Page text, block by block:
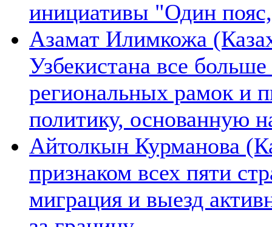
инициативы "Один
Азамат Илимкожа
Узбекистана все
региональных рамок и
политику, основанную
Айтолкын Курманова
признаком всех пяти
миграция и выезд